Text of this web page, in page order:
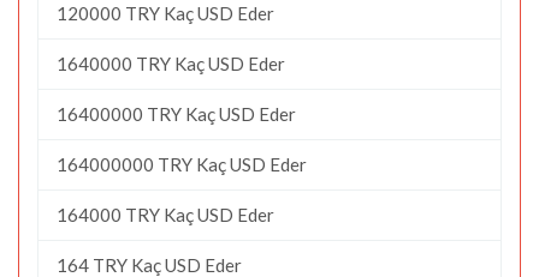
120000 TRY Kaç USD Eder
1640000 TRY Kaç USD Eder
16400000 TRY Kaç USD Eder
164000000 TRY Kaç USD Eder
164000 TRY Kaç USD Eder
164 TRY Kaç USD Eder